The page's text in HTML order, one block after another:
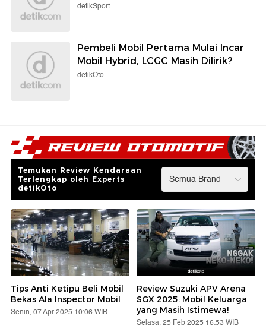
detikSport
Pembeli Mobil Pertama Mulai Incar
Mobil Hybrid, LCGC Masih Dilirik?
detikOto
Temukan Review Kendaraan
Terlengkap oleh Experts
detikOto
Tips Anti Ketipu Beli Mobil
Bekas Ala Inspector Mobil
Senin, 07 Apr 2025 10:06 WIB
Review Suzuki APV Arena
SGX 2025: Mobil Keluarga
yang Masih Istimewa!
Selasa, 25 Feb 2025 16:53 WIB